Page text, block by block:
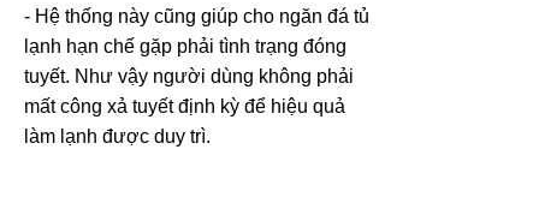
- Hệ thống này cũng giúp cho ngăn đá tủ
lạnh hạn chế gặp phải tình trạng đóng
tuyết. Như vậy người dùng không phải
mất công xả tuyết định kỳ để hiệu quả
làm lạnh được duy trì.